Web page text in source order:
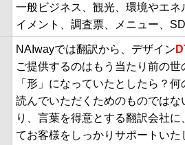
一般ビジネス、観光、環境やエ
イメント、調査票、メニュー、
NAIwayでは翻訳から、デザイン
ご提供するのはもう当たり前の
「形」になっていたとしたら？
読んでいただくためのものでは
り、言葉を得意とする翻訳会社
てお客様をしっかりサポートいた